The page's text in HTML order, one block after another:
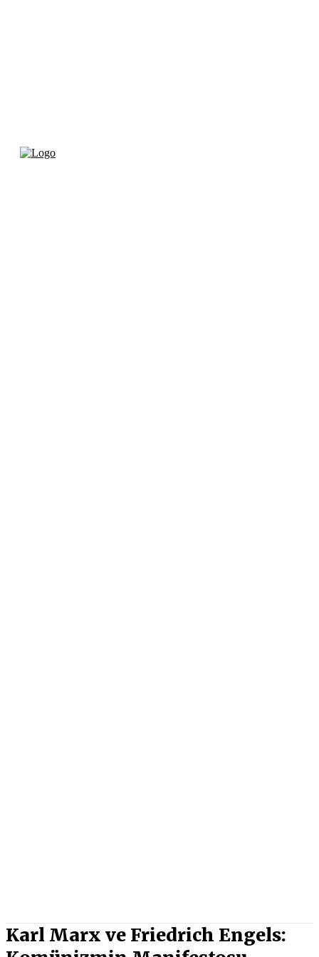
Karl Marx ve Friedrich Engels: